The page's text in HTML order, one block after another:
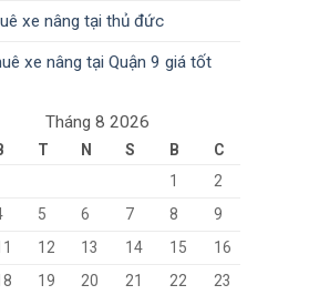
xe nâng tại thủ đức
xe nâng tại Quận 9 giá tốt
Tháng 8 2026
T N S B
C
1
2
5 6 7 8
9
12 13 14 15
16
19 20 21 22
23